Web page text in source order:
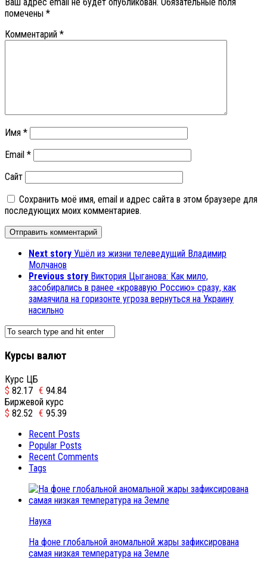
Ваш адрес email не будет опубликован. Обязательные поля
помечены *
Комментарий *
Имя *
Email *
Сайт
Сохранить моё имя, email и адрес сайта в этом браузере для
последующих моих комментариев.
Next story Ушёл из жизни телеведущий Владимир
Молчанов
Previous story Виктория Цыганова: Как мило,
засобирались в ранее «кровавую Россию» сразу, как
замаячила на горизонте угроза вернуться на Украину
насильно
Курсы валют
Курс ЦБ
$ 82.17 € 94.84
Биржевой курс
$ 82.52 € 95.39
Recent Posts
Popular Posts
Recent Comments
Tags
Наука
На фоне глобальной аномальной жары зафиксирована
самая низкая температура на Земле